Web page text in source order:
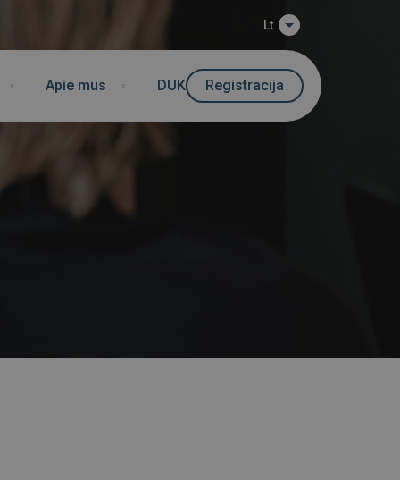
Lt
Apie mus DUK Registracija